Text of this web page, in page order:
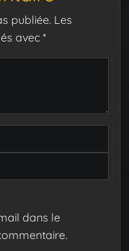
publiée. Les
avec *
dans le